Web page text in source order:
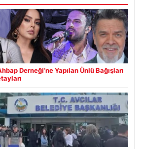
Derneği’ne Yapılan Ünlü Bağışları